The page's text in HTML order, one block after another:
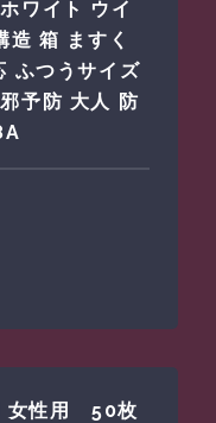
ワイト ウイ
箱 ますく
ふつうサイズ
予防 大人 防
女性用 50枚